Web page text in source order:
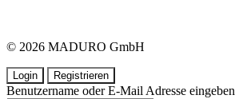
© 2026 MADURO GmbH
Login Registrieren
Benutzername oder E-Mail Adresse eingeben